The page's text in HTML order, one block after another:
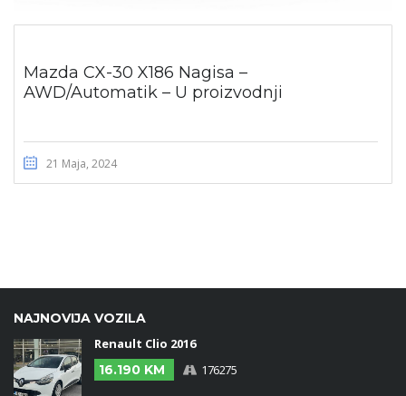
Mazda CX-30 X186 Nagisa –
AWD/Automatik – U proizvodnji
21 Maja, 2024
NAJNOVIJA VOZILA
Renault Clio 2016
16.190 KM
176275